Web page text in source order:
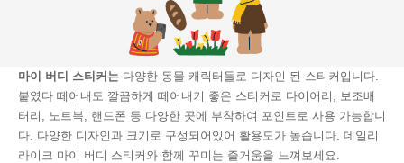
마이 버디 스티커는 다양한 동물 캐릭터들로 디자인 된 스티커입니다.
붙였다 떼어내도 깔끔하게 떼어내기 좋은 스티커로 다이어리, 보조배
터리, 노트북, 핸드폰 등 다양한 곳에 부착하여 포인트로 사용 가능합니
다. 다양한 디자인과 크기로 구성되어있어 활용도가 높습니다. 데일리
라이크 마이 버디 스티커와 함께 꾸미는 즐거움을 느껴보세요.